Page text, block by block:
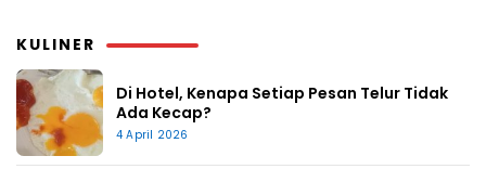
KULINER
Di Hotel, Kenapa Setiap Pesan Telur Tidak
Ada Kecap?
4 April 2026